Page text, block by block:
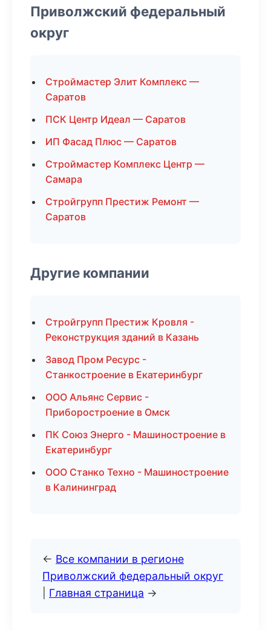
Приволжский федеральный
округ
Строймастер Элит Комплекс —
Саратов
ПСК Центр Идеал — Саратов
ИП Фасад Плюс — Саратов
Строймастер Комплекс Центр —
Самара
Стройгрупп Престиж Ремонт —
Саратов
Другие компании
Стройгрупп Престиж Кровля -
Реконструкция зданий в Казань
Завод Пром Ресурс -
Станкостроение в Екатеринбург
ООО Альянс Сервис -
Приборостроение в Омск
ПК Союз Энерго - Машиностроение в
Екатеринбург
ООО Станко Техно - Машиностроение
в Калининград
← Все компании в регионе
Приволжский федеральный округ
Главная страница →